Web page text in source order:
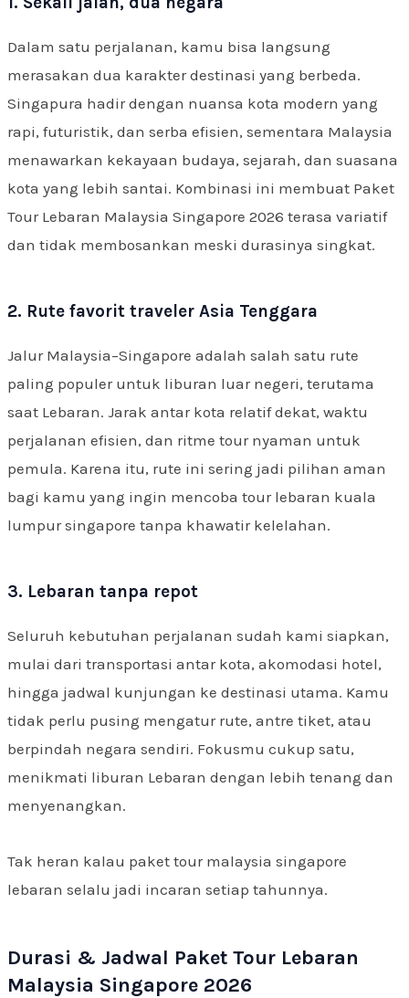
Dalam satu perjalanan, kamu bisa langsung
merasakan dua karakter destinasi yang berbeda.
Singapura hadir dengan nuansa kota modern yang
rapi, futuristik, dan serba efisien, sementara Malaysia
menawarkan kekayaan budaya, sejarah, dan suasana
kota yang lebih santai. Kombinasi ini membuat Paket
Tour Lebaran Malaysia Singapore 2026 terasa variatif
dan tidak membosankan meski durasinya singkat.
2. Rute favorit traveler Asia Tenggara
Jalur Malaysia–Singapore adalah salah satu rute
paling populer untuk liburan luar negeri, terutama
saat Lebaran. Jarak antar kota relatif dekat, waktu
perjalanan efisien, dan ritme tour nyaman untuk
pemula. Karena itu, rute ini sering jadi pilihan aman
bagi kamu yang ingin mencoba tour lebaran kuala
lumpur singapore tanpa khawatir kelelahan.
3. Lebaran tanpa repot
Seluruh kebutuhan perjalanan sudah kami siapkan,
mulai dari transportasi antar kota, akomodasi hotel,
hingga jadwal kunjungan ke destinasi utama. Kamu
tidak perlu pusing mengatur rute, antre tiket, atau
berpindah negara sendiri. Fokusmu cukup satu,
menikmati liburan Lebaran dengan lebih tenang dan
menyenangkan.
Tak heran kalau paket tour malaysia singapore
lebaran selalu jadi incaran setiap tahunnya.
Durasi & Jadwal Paket Tour Lebaran
Malaysia Singapore 2026